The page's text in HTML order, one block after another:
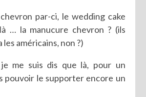
par-ci, le wedding cake
… la manucure chevron ? (ils
les américains, non ?)
me suis dis que là, pour un
pouvoir le supporter encore un